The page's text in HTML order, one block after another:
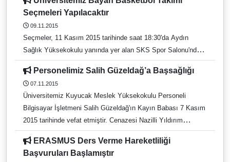
9.00’dan itibaren...
Seçmeleri Yapılacaktır
09.11.2015
Seçmeler, 11 Kasım 2015 tarihinde saat 18:30'da Aydın
Sağlık Yüksekokulu yanında yer alan SKS Spor Salonu'nda
yapılacaktır.
Personelimiz Salih Güzeldağ’a Başsağlığı
07.11.2015
Üniversitemiz Kuyucak Meslek Yüksekokulu Personeli
Bilgisayar İşletmeni Salih Güzeldağ'ın Kayın Babası 7 Kasım
2015 tarihinde vefat etmiştir. Cenazesi Nazilli Yıldırım
Camii’nden öğle namazına müteakip kaldırılacaktır. Merhuma
Allahtan rahmet, yakınlarına başsağlığı dileriz
Başvuruları Başlamıştır